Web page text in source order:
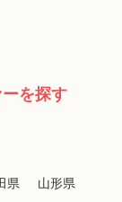
を探す
県
山形県